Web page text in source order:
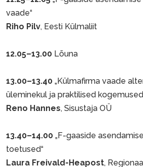
vaade“
Riho Pilv, Eesti Külmaliit
12.05–13.00 Lõuna
13.00–13.40 „Külmafirma vaade
üleminekul ja praktilised
Reno Hannes, Sisustaja OÜ
13.40–14.00 „F-gaaside
toetused“
Laura Freivald-Heapost,